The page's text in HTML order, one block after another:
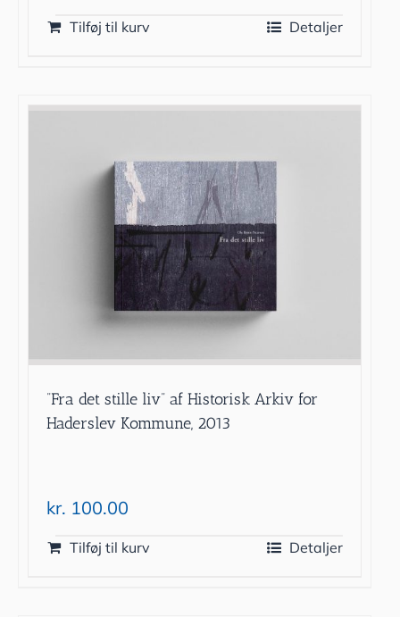
Tilføj til kurv Detaljer
”Fra det stille liv” af Historisk Arkiv for
Haderslev Kommune, 2013
kr. 100.00
Tilføj til kurv Detaljer